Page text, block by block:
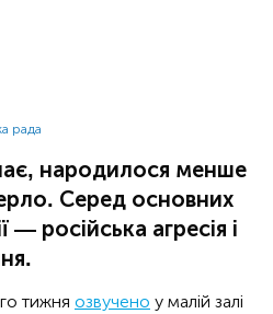
рада
народилося менше
Серед основних
російська агресія і
тижня озвучено у малій залі